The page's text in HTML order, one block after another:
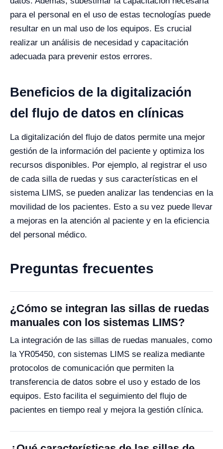
para el personal en el uso de estas tecnologías puede
resultar en un mal uso de los equipos. Es crucial
realizar un análisis de necesidad y capacitación
adecuada para prevenir estos errores.
Beneficios de la digitalización
del flujo de datos en clínicas
La digitalización del flujo de datos permite una mejor
gestión de la información del paciente y optimiza los
recursos disponibles. Por ejemplo, al registrar el uso
de cada silla de ruedas y sus características en el
sistema LIMS, se pueden analizar las tendencias en la
movilidad de los pacientes. Esto a su vez puede llevar
a mejoras en la atención al paciente y en la eficiencia
del personal médico.
Preguntas frecuentes
¿Cómo se integran las sillas de ruedas
manuales con los sistemas LIMS?
La integración de las sillas de ruedas manuales, como
la YR05450, con sistemas LIMS se realiza mediante
protocolos de comunicación que permiten la
transferencia de datos sobre el uso y estado de los
equipos. Esto facilita el seguimiento del flujo de
pacientes en tiempo real y mejora la gestión clínica.